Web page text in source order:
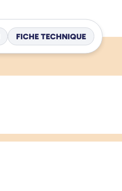
FICHE TECHNIQUE